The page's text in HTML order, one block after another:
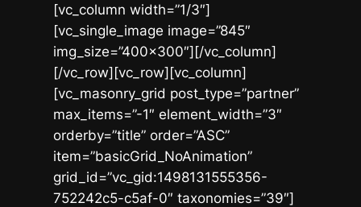
[vc_column width=”1/3″]
[vc_single_image image=”845″
img_size=”400×300″][/vc_column]
[/vc_row][vc_row][vc_column]
[vc_masonry_grid post_type=”partner”
max_items=”-1″ element_width=”3″
orderby=”title” order=”ASC”
item=”basicGrid_NoAnimation”
grid_id=”vc_gid:1498131555356-
752242c5-c5af-0″ taxonomies=”39″]